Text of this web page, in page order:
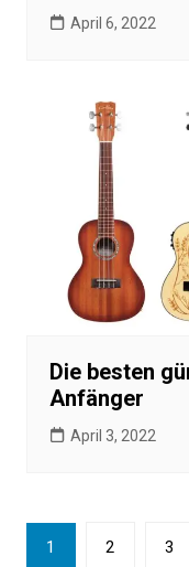
April 6, 2022
Die besten
Anfänger
April 3, 2022
1 2 3